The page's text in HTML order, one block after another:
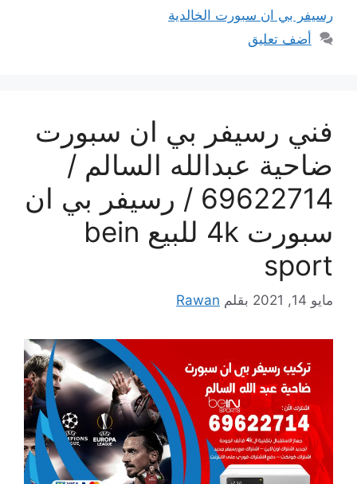
رسيفر بي ان سبورت الخالدية
أضف تعليق
فني رسيفر بي ان سبورت
ضاحية عبدالله السالم /
69622714 / رسيفر بي ان
سبورت 4k للبيع bein
sport
مايو 14, 2021 بقلم Rawan